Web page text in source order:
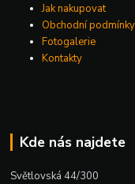
Jak nakupovat
Obchodní podmínky
Fotogalerie
Kontakty
Kde nás najdete
Světlovská 44/300